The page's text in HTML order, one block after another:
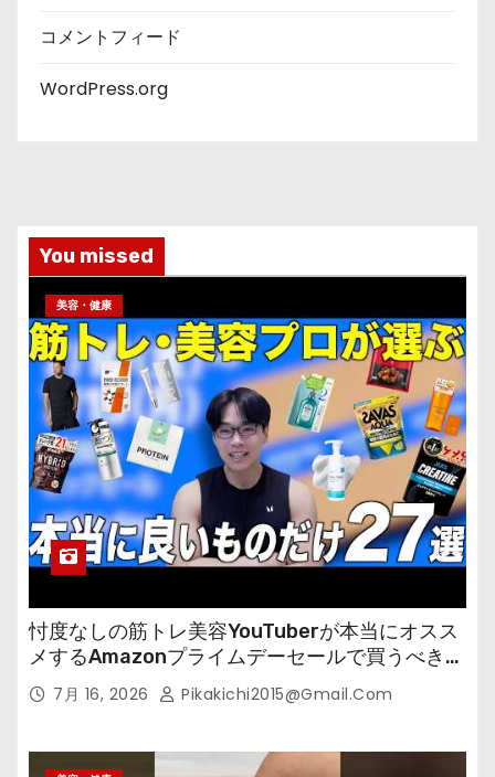
コメントフィード
WordPress.org
You missed
美容・健康
忖度なしの筋トレ美容YouTuberが本当にオスス
メするAmazonプライムデーセールで買うべきも
の 7月 16, 2026 Pikakichi2015@gmail.com